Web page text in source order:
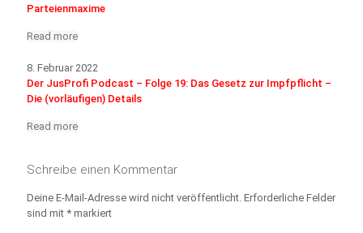
Parteienmaxime
Read more
8. Februar 2022
Der JusProfi Podcast – Folge 19: Das Gesetz zur Impfpflicht –
Die (vorläufigen) Details
Read more
Schreibe einen Kommentar
Deine E-Mail-Adresse wird nicht veröffentlicht. Erforderliche Felder
sind mit * markiert